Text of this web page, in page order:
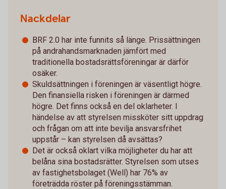
Nackdelar
BRF 2.0 har inte funnits så länge. Prissättningen
på andrahandsmarknaden jämfört med
traditionella bostadsrättsföreningar är därför
osäker.
Skuldsättningen i föreningen är väsentligt högre.
Den finansiella risken i föreningen är därmed
högre. Det finns också en del oklarheter. I
händelse av att styrelsen missköter sitt uppdrag
och frågan om att inte bevilja ansvarsfrihet
uppstår – kan styrelsen då avsättas?
Det är också oklart vilka möjligheter du har att
belåna sina bostadsrätter. Styrelsen som utses
av fastighetsbolaget (Well) har 76% av
företrädda röster på föreningsstämman.